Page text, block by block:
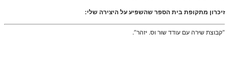
זיכרון מתקופת בית הספר שהשפיע על היצירה שלי:
“קבוצת שירה עם עודד שור וס. יזהר”.